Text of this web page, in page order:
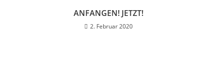
ANFANGEN! JETZT!
2. Februar 2020